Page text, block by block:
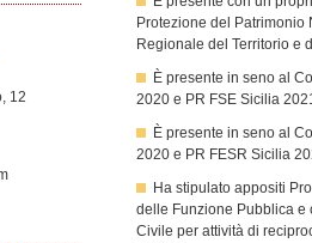
12
Protezione del Patrimonio
Regionale del Territorio e
È presente in seno al
2020 e PR FSE Sicilia
È presente in seno al
2020 e PR FESR Sicilia
Ha stipulato appositi
delle Funzione Pubblica
Civile per attività di